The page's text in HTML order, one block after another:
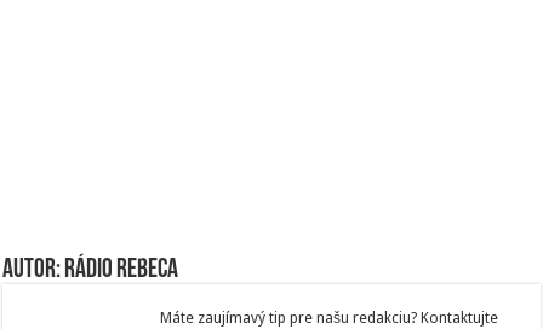
Autor: Rádio Rebeca
Máte zaujímavý tip pre našu redakciu? Kontaktujte